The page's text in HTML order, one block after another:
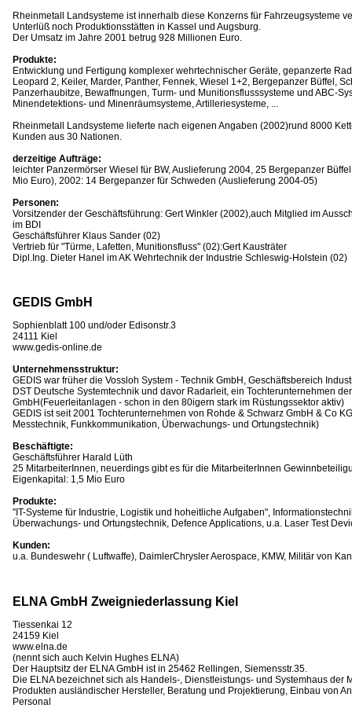
Rheinmetall Landsysteme ist innerhalb diese Konzerns für Fahrzeugsysteme
Unterlüß noch Produktionsstätten in Kassel und Augsburg.
Der Umsatz im Jahre 2001 betrug 928 Millionen Euro.
Produkte:
Entwicklung und Fertigung komplexer wehrtechnischer Geräte, gepanzerte
Leopard 2, Keiler, Marder, Panther, Fennek, Wiesel 1+2, Bergepanzer Büffel,
Panzerhaubitze, Bewaffnungen, Turm- und Munitionsflusssysteme und ABC-
Minendetektions- und Minenräumsysteme, Artilleriesysteme, ...
Rheinmetall Landsysteme lieferte nach eigenen Angaben (2002)rund 8000
Kunden aus 30 Nationen.
derzeitige Aufträge:
leichter Panzermörser Wiesel für BW, Auslieferung 2004, 25 Bergepanzer
Mio Euro), 2002: 14 Bergepanzer für Schweden (Auslieferung 2004-05)
Personen:
Vorsitzender der Geschäftsführung: Gert Winkler (2002),auch Mitglied im
im BDI
Geschäftsführer Klaus Sander (02)
Vertrieb für "Türme, Lafetten, Munitionsfluss" (02):Gert Kausträter
Dipl.Ing. Dieter Hanel im AK Wehrtechnik der Industrie Schleswig-Holstein (02)
GEDIS GmbH
Sophienblatt 100 und/oder Edisonstr.3
24111 Kiel
www.gedis-online.de
Unternehmensstruktur:
GEDIS war früher die Vossloh System - Technik GmbH, Geschäftsbereich
DST Deutsche Systemtechnik und davor Radarleit, ein Tochterunternehmen
GmbH(Feuerleitanlagen - schon in den 80igern stark im Rüstungssektor aktiv)
GEDIS ist seit 2001 Tochterunternehmen von Rohde & Schwarz GmbH & Co
Messtechnik, Funkkommunikation, Überwachungs- und Ortungstechnik)
Beschäftigte:
Geschäftsführer Harald Lüth
25 MitarbeiterInnen, neuerdings gibt es für die MitarbeiterInnen
Eigenkapital: 1,5 Mio Euro
Produkte:
"IT-Systeme für Industrie, Logistik und hoheitliche Aufgaben",
Überwachungs- und Ortungstechnik, Defence Applications, u.a. Laser Test
Kunden:
u.a. Bundeswehr ( Luftwaffe), DaimlerChrysler Aerospace, KMW, Militär von
ELNA GmbH Zweigniederlassung Kiel
Tiessenkai 12
24159 Kiel
www.elna.de
(nennt sich auch Kelvin Hughes ELNA)
Der Hauptsitz der ELNA GmbH ist in 25462 Rellingen, Siemensstr.35.
Die ELNA bezeichnet sich als Handels-, Dienstleistungs- und Systemhaus der
Produkten ausländischer Hersteller, Beratung und Projektierung, Einbau von
Personal